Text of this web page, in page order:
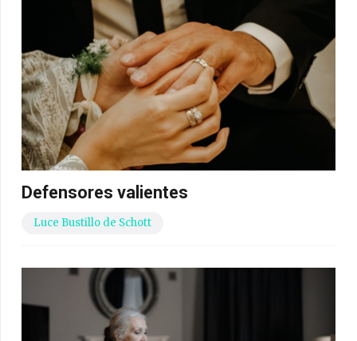
Defensores valientes
Luce Bustillo de Schott